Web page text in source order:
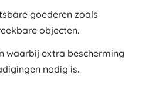
goederen zoals
objecten.
waarbij extra bescherming
nodig is.